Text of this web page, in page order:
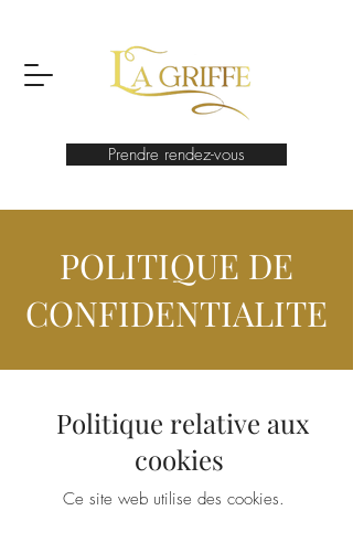
Prendre rendez-vous
POLITIQUE DE
CONFIDENTIALITE
Politique relative aux
cookies
Ce site web utilise des cookies.